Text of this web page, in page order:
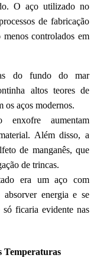
O aço utilizado no
de fabricação
controlados em
do fundo do mar
altos teores de
os aços modernos.
aumentam
Além disso, a
de manganês, que
de trincas.
era um aço com
energia e se
ficaria evidente nas
Temperaturas